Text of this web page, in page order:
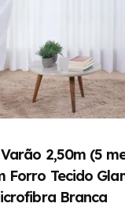
2,50m (5
Forro Tecido
Branca